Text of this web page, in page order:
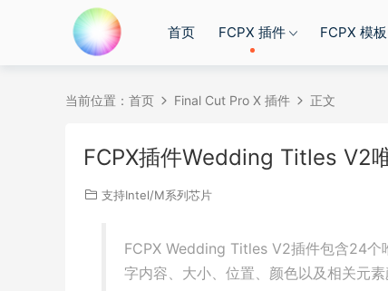
首页 FCPX 插件 FCPX 模板
当前位置： 首页 Final Cut Pro X 插件 正文
FCPX插件Wedding Titles V2
支持Intel/M系列芯片
FCPX Wedding Titles V2插件包含24个
字内容、大小、位置、颜色以及相关元